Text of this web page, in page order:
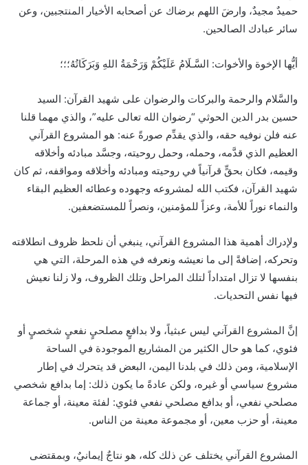
حميدٌ مجيدٌ، وارضَ اللهم برضاك عن أصحابه الأخيار المنتجبين، وعن
سائر عبادك الصالحين.
أيُّها الإخوة والأخوات: السَّـلَامُ عَلَيْكُمْ وَرَحْمَةُ اللهِ وَبَرَكَاتُهُ؛؛؛
والسَّلام والرحمة والبركات والرضوان على شهيد القرآن: السيد
حسين بدر الدين الحوثي “رضوان الله تعالى عليه”، والذي مهما قلنا
عنه فلن نوفيه حقه، والذي يقدِّم صورةً عنه: هو المشروع القرآني
العظيم الذي قدَّمه، وحمله، وحمل روحيته، وجسَّد مبادئه وأخلاقه
وقيمه، فكان بحقٍّ قرآنياً في روحيته ومبادئه وأخلاقه ومواقفه، ثم كان
شهيد القرآن، فكتب الله لمشروعه وجهوده وعطائه العظيم البقاء
والنماء نوراً للأمة، وعزاً للمؤمنين، ونصراً للمستضعفين.
ولإدراك أهمية هذا المشروع القرآني، ينبغي أن نلحظ ظروف انطلاقته
وتحركه، إضافةً إلى ما نعيشه ونعرفه في هذه المرحلة، التي هي
بنفسها لا تزال امتداداً لتلك المراحل وتلك الظروف، ولا زلنا نعيش
فيها نفس التحديات.
إنَّ المشروع القرآني ليس عبثياً، ولا بدافعٍ مصلحيٍ نفعيٍ شخصيٍ أو
فئوي، كما هو حال الكثير من المشاريع الموجودة في الساحة
الإسلامية، ومن ذلك في بلدنا اليمن، البعض قد يتحرك في إطار
مشروع سياسي أو غيره، ولكن عادةً ما يكون ذلك: إما بدافع شخصي
مصلحي نفعي، أو بدافع مصلحي نفعي فئوي: لفئة معينة، أو جماعة
معينة، أو حزب معين، أو مجموعة معينة من الناس.
المشروع القرآني يختلف عن ذلك كله، هو نتاجٌ إيمانيٌ، وبمقتضى